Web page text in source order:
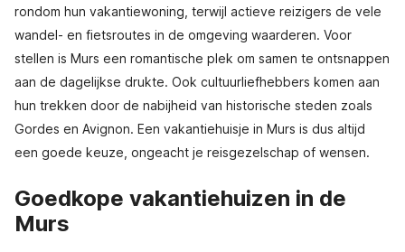
rondom hun vakantiewoning, terwijl actieve reizigers de vele
wandel- en fietsroutes in de omgeving waarderen. Voor
stellen is Murs een romantische plek om samen te ontsnappen
aan de dagelijkse drukte. Ook cultuurliefhebbers komen aan
hun trekken door de nabijheid van historische steden zoals
Gordes en Avignon. Een vakantiehuisje in Murs is dus altijd
een goede keuze, ongeacht je reisgezelschap of wensen.
Goedkope vakantiehuizen in de
Murs